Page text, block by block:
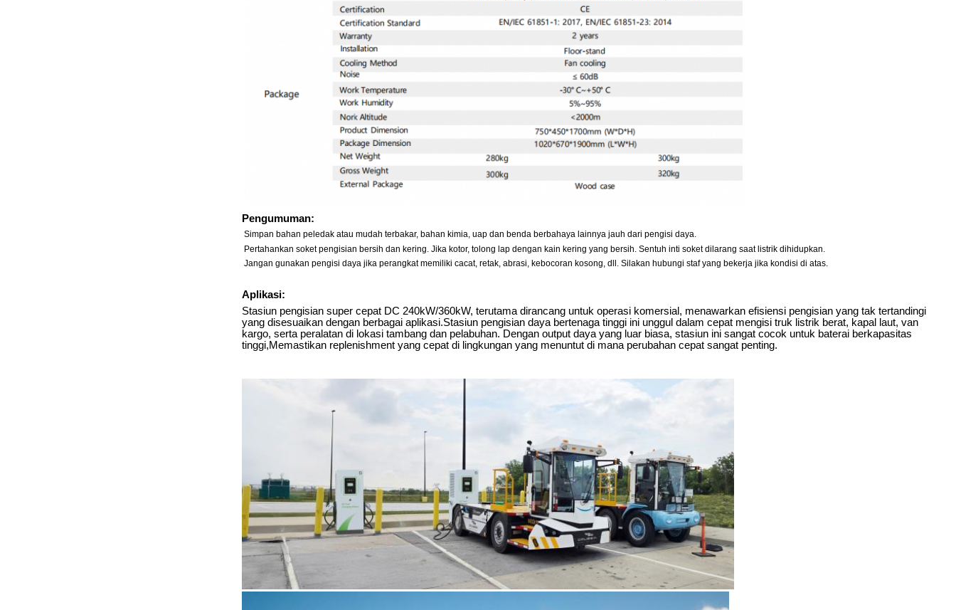
Pengumuman:
Simpan bahan peledak atau mudah terbakar, bahan kimia, uap dan benda berbahaya lainnya jauh dari pengisi daya.
Pertahankan soket pengisian bersih dan kering. Jika kotor, tolong lap dengan kain kering yang bersih. Sentuh inti soket dilarang saat listrik dihidupkan.
Jangan gunakan pengisi daya jika perangkat memiliki cacat, retak, abrasi, kebocoran kosong, dll. Silakan hubungi staf yang bekerja jika kondisi di atas.
Aplikasi:
Stasiun pengisian super cepat DC 240kW/360kW, terutama dirancang untuk operasi komersial, menawarkan efisiensi pengisian yang tak tertandingi
yang disesuaikan dengan berbagai aplikasi.Stasiun pengisian daya bertenaga tinggi ini unggul dalam cepat mengisi truk listrik berat, kapal laut, van
kargo, serta peralatan di lokasi tambang dan pelabuhan. Dengan output daya yang luar biasa, stasiun ini sangat cocok untuk baterai berkapasitas
tinggi,Memastikan replenishment yang cepat di lingkungan yang menuntut di mana perubahan cepat sangat penting.